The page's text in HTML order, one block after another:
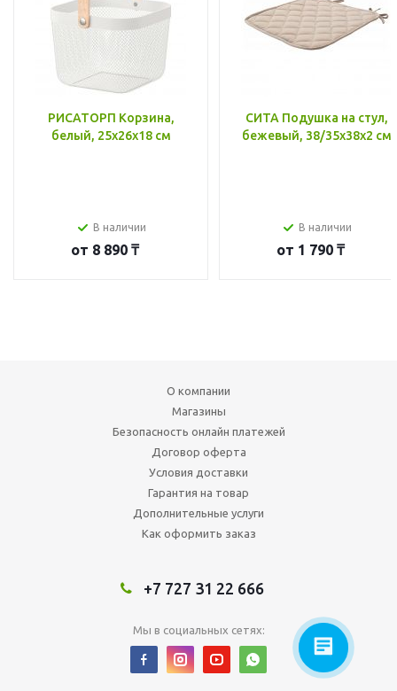
РИСАТОРП Корзина,
белый, 25x26x18 см
В наличии
от 8 890 ₸
СИТА Подушка на стул,
бежевый, 38/35x38x2 см
В наличии
от 1 790 ₸
О компании
Магазины
Безопасность онлайн платежей
Договор оферта
Условия доставки
Гарантия на товар
Дополнительные услуги
Как оформить заказ
+7 727 31 22 666
Мы в социальных сетях: